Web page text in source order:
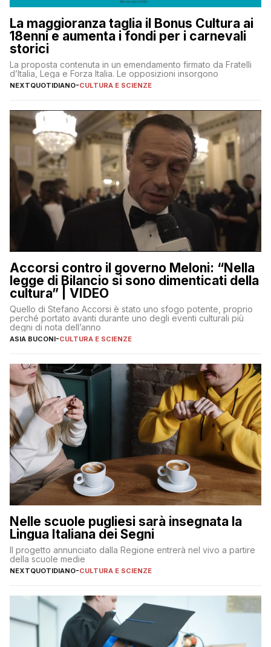
La maggioranza taglia il Bonus Cultura ai
18enni e aumenta i fondi per i carnevali
storici
La proposta contenuta in un emendamento firmato da Fratelli
d’Italia, Lega e Forza Italia. Le opposizioni insorgono
NEXTQUOTIDIANO-CULTURA E SCIENZE
Accorsi contro il governo Meloni: “Nella
legge di Bilancio si sono dimenticati della
cultura” | VIDEO
Quello di Stefano Accorsi è stato uno sfogo potente, proprio
perché portato avanti durante uno degli eventi culturali più
degni di nota dell’anno
ASIA BUCONI-CULTURA E SCIENZE
Nelle scuole pugliesi sarà insegnata la
Lingua Italiana dei Segni
Il progetto annunciato dalla Regione entrerà nel vivo a partire
della scuole medie
NEXTQUOTIDIANO-CULTURA E SCIENZE